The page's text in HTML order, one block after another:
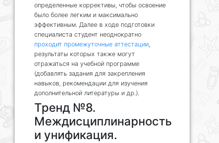
определенные коррективы, чтобы освоение
было более легким и максимально
эффективным. Далее в ходе подготовки
специалиста студент неоднократно
проходит промежуточные аттестации,
результаты которых также могут
отражаться на учебной программе
(добавлять задания для закрепления
навыков, рекомендации для изучения
дополнительной литературы и др.).
Тренд №8.
Междисциплинарность
и унификация.